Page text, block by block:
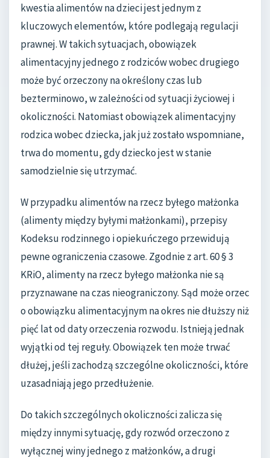
kwestia alimentów na dzieci jest jednym z
kluczowych elementów, które podlegają regulacji
prawnej. W takich sytuacjach, obowiązek
alimentacyjny jednego z rodziców wobec drugiego
może być orzeczony na określony czas lub
bezterminowo, w zależności od sytuacji życiowej i
okoliczności. Natomiast obowiązek alimentacyjny
rodzica wobec dziecka, jak już zostało wspomniane,
trwa do momentu, gdy dziecko jest w stanie
samodzielnie się utrzymać.
W przypadku alimentów na rzecz byłego małżonka
(alimenty między byłymi małżonkami), przepisy
Kodeksu rodzinnego i opiekuńczego przewidują
pewne ograniczenia czasowe. Zgodnie z art. 60 § 3
KRiO, alimenty na rzecz byłego małżonka nie są
przyznawane na czas nieograniczony. Sąd może orzec
o obowiązku alimentacyjnym na okres nie dłuższy niż
pięć lat od daty orzeczenia rozwodu. Istnieją jednak
wyjątki od tej reguły. Obowiązek ten może trwać
dłużej, jeśli zachodzą szczególne okoliczności, które
uzasadniają jego przedłużenie.
Do takich szczególnych okoliczności zalicza się
między innymi sytuację, gdy rozwód orzeczono z
wyłącznej winy jednego z małżonków, a drugi